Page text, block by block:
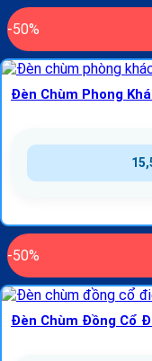
-50%
Đèn Chùm Phong
-50%
Đèn Chùm Đồng Cổ